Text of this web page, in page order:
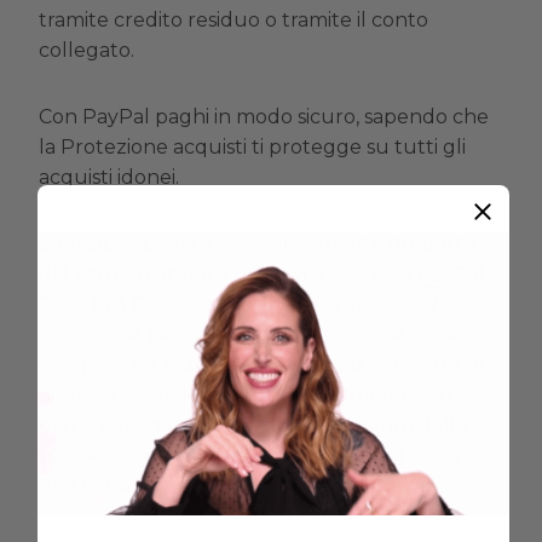
tramite credito residuo o tramite il conto
collegato.
Con PayPal paghi in modo sicuro, sapendo che
la Protezione acquisti ti protegge su tutti gli
acquisti idonei.
del carrello oppure utilizzare il servizio
, un prestito senza interessi
disponibile per carrelli online di valore idoneo
compresi tra € 20 e € 3.000 che ti permette di
dividere il tuo acquisto in 3 pagamenti, con il
primo pagamento dovuto al momento della
transazione e le 2 rate successive effettuate
una volta al mese.